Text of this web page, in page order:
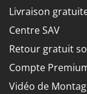
Livraison
Centre SAV
Retour gratuit
Compte
Vidéo de